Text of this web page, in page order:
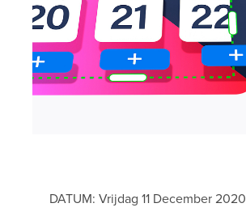
DATUM: Vrijdag 11 December 2020